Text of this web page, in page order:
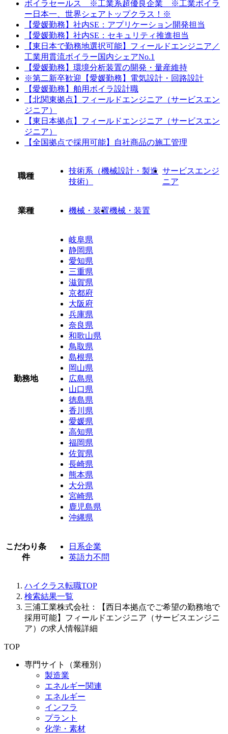
ボイラセールス ※工業系超優良企業 ※工業ボイラ
ー日本一、世界シェアトップクラス！※
【愛媛勤務】社内SE：アプリケーション開発担当
【愛媛勤務】社内SE：セキュリティ推進担当
【東日本で勤務地選択可能】フィールドエンジニア／
工業用貫流ボイラー国内シェアNo.1
【愛媛勤務】環境分析装置の開発・量産維持
※第二新卒歓迎【愛媛勤務】電気設計・回路設計
【愛媛勤務】舶用ボイラ設計職
【北関東拠点】フィールドエンジニア（サービスエン
ジニア）
【東日本拠点】フィールドエンジニア（サービスエン
ジニア）
【全国拠点で採用可能】自社商品の施工管理
職種
技術系（機械設計・製造
技術）
サービスエンジ
ニア
業種 機械・装置機械・装置
勤務地
岐阜県
静岡県
愛知県
三重県
滋賀県
京都府
大阪府
兵庫県
奈良県
和歌山県
鳥取県
島根県
岡山県
広島県
山口県
徳島県
香川県
愛媛県
高知県
福岡県
佐賀県
長崎県
熊本県
大分県
宮崎県
鹿児島県
沖縄県
こだわり条
件
日系企業
英語力不問
ハイクラス転職TOP
検索結果一覧
三浦工業株式会社：【西日本拠点でご希望の勤務地で
採用可能】フィールドエンジニア（サービスエンジニ
ア）の求人情報詳細
TOP
専門サイト（業種別）
製造業
エネルギー関連
エネルギー
インフラ
プラント
化学・素材